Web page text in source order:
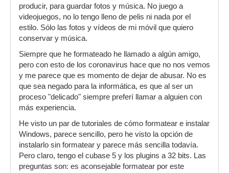
producir, para guardar fotos y música. No juego a
videojuegos, no lo tengo lleno de pelis ni nada por el
estilo. Sólo las fotos y vídeos de mi móvil que quiero
conservar y música.
Siempre que he formateado he llamado a algún amigo,
pero con esto de los coronavirus hace que no nos vemos
y me parece que es momento de dejar de abusar. No es
que sea negado para la informática, es que al ser un
proceso "delicado" siempre preferí llamar a alguien con
más experiencia.
He visto un par de tutoriales de cómo formatear e instalar
Windows, parece sencillo, pero he visto la opción de
instalarlo sin formatear y parece más sencilla todavía.
Pero claro, tengo el cubase 5 y los plugins a 32 bits. Las
preguntas son: es aconsejable formatear por este